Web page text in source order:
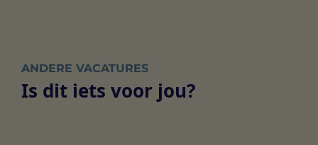
ANDERE VACATURES
Is dit iets voor jou?